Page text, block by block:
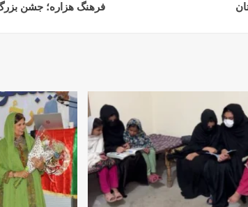
فرهنگ هزاره؛ جشن